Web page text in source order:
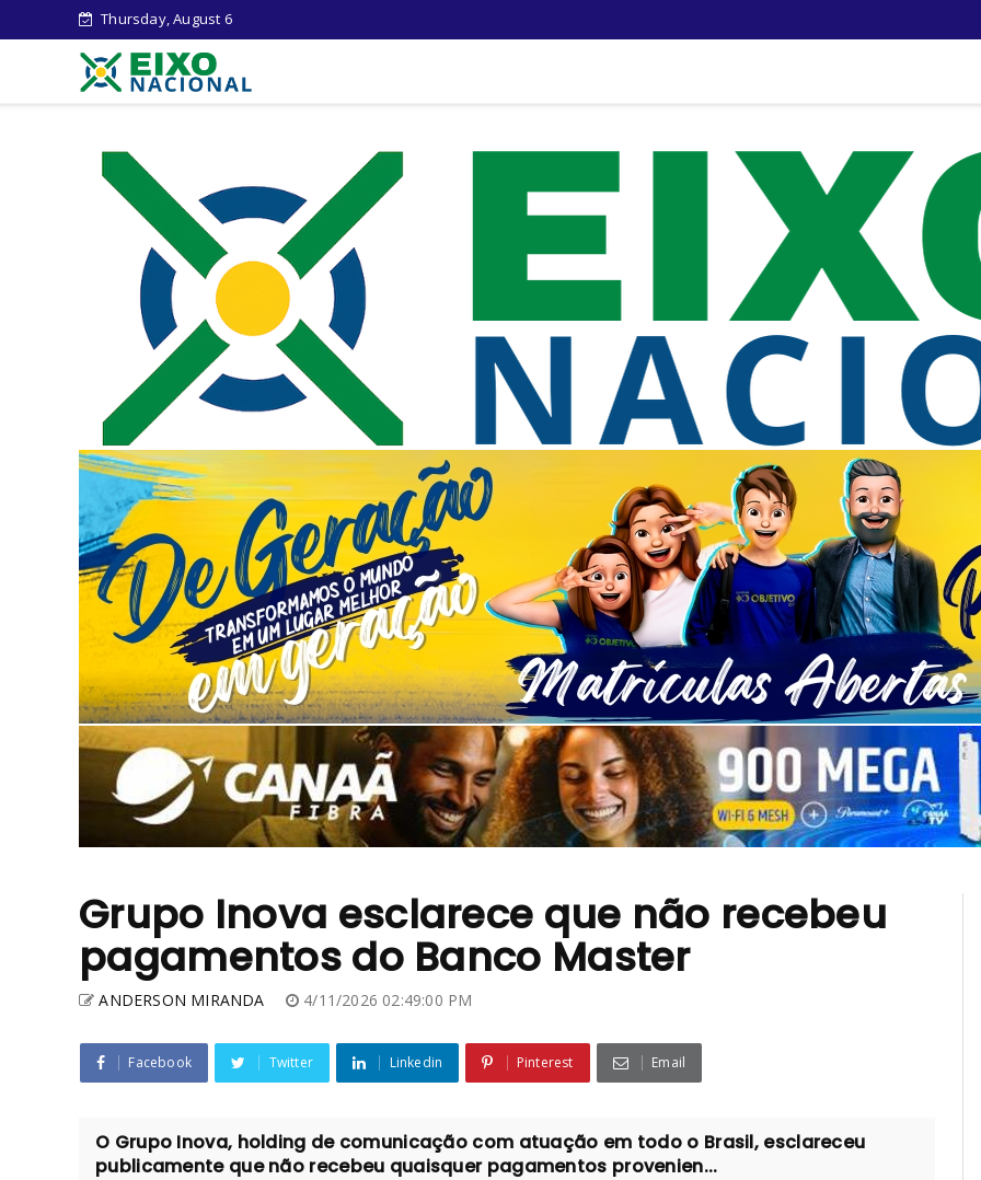
Thursday, August 6
Grupo Inova esclarece que não recebeu
pagamentos do Banco Master
ANDERSON MIRANDA 4/11/2026 02:49:00 PM
Facebook Twitter Linkedin Pinterest Email
O Grupo Inova, holding de comunicação com atuação em todo o Brasil, esclareceu
publicamente que não recebeu quaisquer pagamentos provenien...